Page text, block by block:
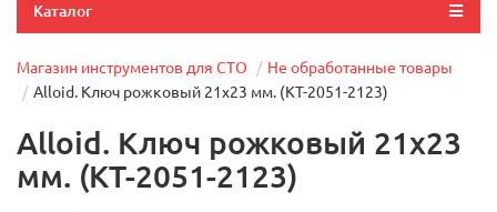
Каталог
Магазин инструментов для СТО
Не обработанные товары
Alloid. Ключ рожковый 21х23 мм. (КТ-2051-2123)
Alloid. Ключ рожковый 21х23
мм. (КТ-2051-2123)